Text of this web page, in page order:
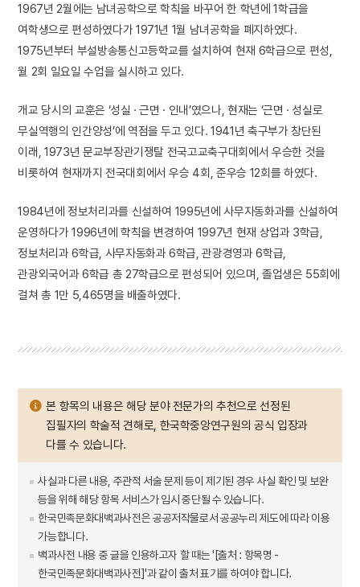
1967년 2월에는 남녀공학으로 학칙을 바꾸어 한 학년에 1학급을
여학생으로 편성하였다가 1971년 1월 남녀공학을 폐지하였다.
1975년부터 부설방송통신고등학교를 설치하여 현재 6학급으로 편성,
월 2회 일요일 수업을 실시하고 있다.
개교 당시의 교훈은 ‘성실 · 근면 · 인내’였으나, 현재는 ‘근면 · 성실로
무실역행의 인간양성’에 역점을 두고 있다. 1941년 축구부가 창단된
이래, 1973년 문교부장관기쟁탈 전국고교축구대회에서 우승한 것을
비롯하여 현재까지 전국대회에서 우승 4회, 준우승 12회를 하였다.
1984년에 정보처리과를 신설하여 1995년에 사무자동화과를 신설하여
운영하다가 1996년에 학칙을 변경하여 1997년 현재 상업과 3학급,
정보처리과 6학급, 사무자동화과 6학급, 관광경영과 6학급,
관광외국어과 6학급 총 27학급으로 편성되어 있으며, 졸업생은 55회에
걸쳐 총 1만 5,465명을 배출하였다.
본 항목의 내용은 해당 분야 전문가의 추천으로 선정된
집필자의 학술적 견해로, 한국학중앙연구원의 공식 입장과
다를 수 있습니다.
사실과 다른 내용, 주관적 서술 문제 등이 제기된 경우 사실 확인 및 보완
등을 위해 해당 항목 서비스가 임시 중단될 수 있습니다.
한국민족문화대백과사전은 공공저작물로서 공공누리 제도에 따라 이용
가능합니다.
백과사전 내용 중 글을 인용하고자 할 때는 '[출처 : 항목명 -
한국민족문화대백과사전]'과 같이 출처 표기를 하여야 합니다.